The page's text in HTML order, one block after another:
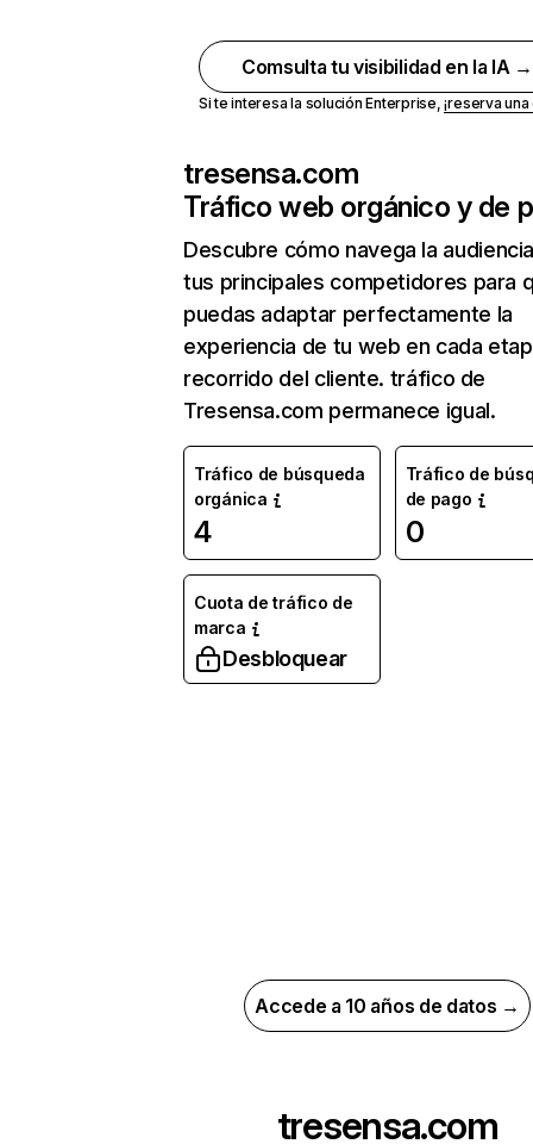
Comsulta tu visibilidad en la IA →
Si te interesa la solución Enterprise,¡reserva
tresensa.com
Tráfico web orgánico y de
Descubre cómo navega la
tus principales competidores para
puedas adaptar perfectamente la
experiencia de tu web en cada
recorrido del cliente. tráfico de
Tresensa.com permanece igual.
Tráfico de búsqueda
orgánica
4
Tráfico de
de pago
0
Cuota de tráfico de
marca
Desbloquear
Accede a 10 años de datos →
tresensa.com